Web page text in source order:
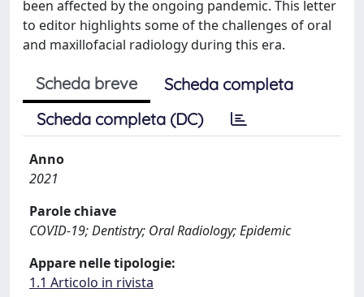
been affected by the ongoing pandemic. This letter
to editor highlights some of the challenges of oral
and maxillofacial radiology during this era.
Scheda breve
Scheda completa
Scheda completa (DC)
Anno
2021
Parole chiave
COVID-19; Dentistry; Oral Radiology; Epidemic
Appare nelle tipologie:
1.1 Articolo in rivista